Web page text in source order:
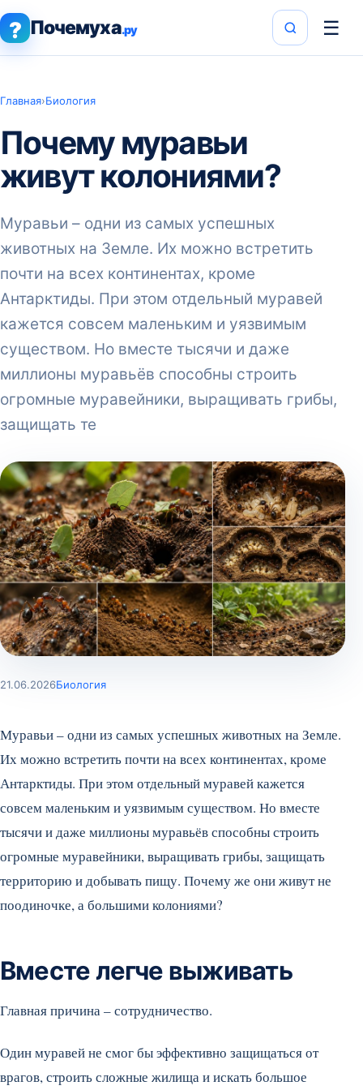
? Почемуха.ру ☰
Главная›Биология
Почему муравьи
живут колониями?
Муравьи – одни из самых успешных
животных на Земле. Их можно встретить
почти на всех континентах, кроме
Антарктиды. При этом отдельный муравей
кажется совсем маленьким и уязвимым
существом. Но вместе тысячи и даже
миллионы муравьёв способны строить
огромные муравейники, выращивать грибы,
защищать те
21.06.2026Биология
Муравьи – одни из самых успешных животных на Земле.
Их можно встретить почти на всех континентах, кроме
Антарктиды. При этом отдельный муравей кажется
совсем маленьким и уязвимым существом. Но вместе
тысячи и даже миллионы муравьёв способны строить
огромные муравейники, выращивать грибы, защищать
территорию и добывать пищу. Почему же они живут не
поодиночке, а большими колониями?
Вместе легче выживать
Главная причина – сотрудничество.
Один муравей не смог бы эффективно защищаться от
врагов, строить сложные жилища и искать большое